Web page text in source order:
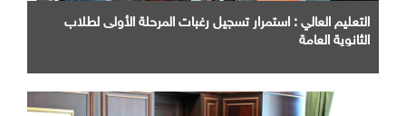
التعليم العالي : استمرار تسجيل رغبات المرحلة الأولى لطلاب
الثانوية العامة